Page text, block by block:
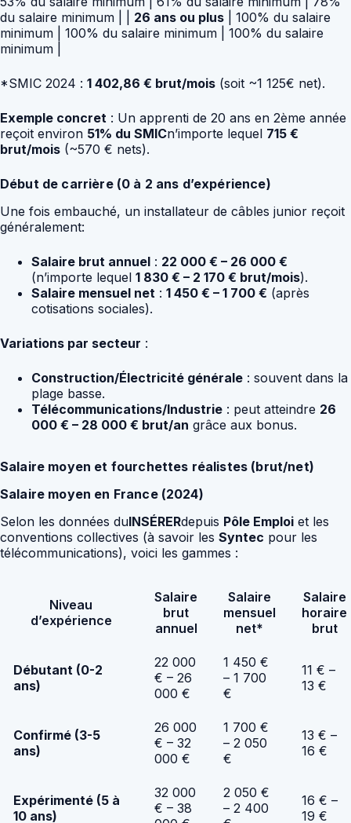
du salaire minimum | | 26 ans ou plus | 100% du salaire
minimum | 100% du salaire minimum | 100% du salaire
minimum |
*SMIC 2024 : 1 402,86 € brut/mois (soit ~1 125€ net).
Exemple concret : Un apprenti de 20 ans en 2ème année
reçoit environ 51% du SMICn’importe lequel 715 €
brut/mois (~570 € nets).
Début de carrière (0 à 2 ans d’expérience)
Une fois embauché, un installateur de câbles junior reçoit
généralement:
Salaire brut annuel : 22 000 € – 26 000 €
(n’importe lequel 1 830 € – 2 170 € brut/mois).
Salaire mensuel net : 1 450 € – 1 700 € (après
cotisations sociales).
Variations par secteur :
Construction/Électricité générale : souvent dans la
plage basse.
Télécommunications/Industrie : peut atteindre 26
000 € – 28 000 € brut/an grâce aux bonus.
Salaire moyen et fourchettes réalistes (brut/net)
Salaire moyen en France (2024)
Selon les données duINSÉRERdepuis Pôle Emploi et les
conventions collectives (à savoir les Syntec pour les
télécommunications), voici les gammes :
Niveau
d’expérience
Salaire
brut
annuel
Salaire
mensuel
net*
Salaire
horaire
brut
Débutant (0-2
ans)
22 000
€ – 26
000 €
1 450 €
– 1 700
€
11 € –
13 €
Confirmé (3-5
ans)
26 000
€ – 32
000 €
1 700 €
– 2 050
€
13 € –
16 €
Expérimenté (5 à
10 ans)
32 000
€ – 38
2 050 €
– 2 400
16 € –
19 €